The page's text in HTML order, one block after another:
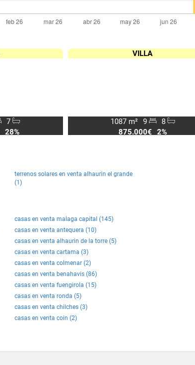
7
28%
VILLA
1087 m² 9
8
875.000€
2%
terrenos solares en venta alhaurin el grande
(1)
casas en venta malaga capital (145)
casas en venta antequera (10)
casas en venta alhaurin de la torre (5)
casas en venta cartama (3)
casas en venta colmenar (2)
casas en venta benahavis (86)
casas en venta fuengirola (15)
casas en venta ronda (5)
casas en venta chilches (3)
casas en venta coin (2)